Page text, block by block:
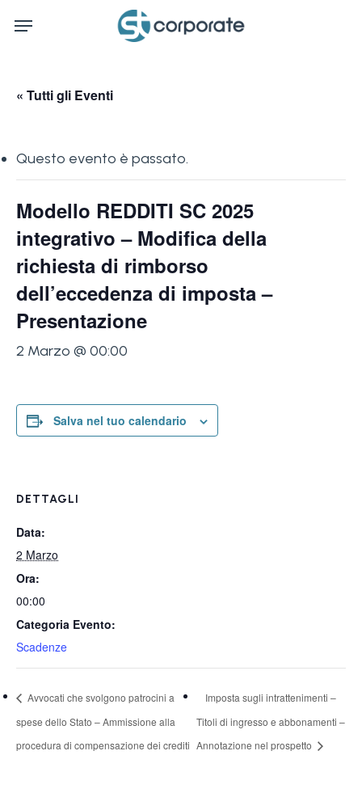
Menu
« Tutti gli Eventi
Questo evento è passato.
Modello REDDITI SC 2025
integrativo – Modifica della
richiesta di rimborso
dell’eccedenza di imposta –
Presentazione
2 Marzo @ 00:00
Salva nel tuo calendario
DETTAGLI
Data:
2 Marzo
Ora:
00:00
Categoria Evento:
Scadenze
Avvocati che svolgono patrocini a
spese dello Stato – Ammissione alla
procedura di compensazione dei crediti
Imposta sugli intrattenimenti –
Titoli di ingresso e abbonamenti –
Annotazione nel prospetto